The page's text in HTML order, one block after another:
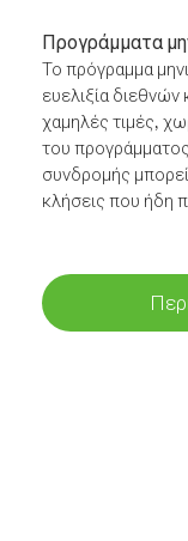
Προγράμματα
Το πρόγραμμα
ευελιξία
χαμηλές τιμές,
του
συνδρομής
κλήσεις που ήδη